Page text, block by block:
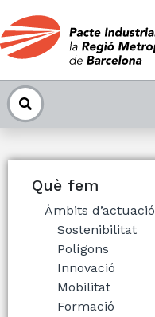
Què fem
Àmbits d’actuació
Sostenibilitat
Polígons
Innovació
Mobilitat
Formació